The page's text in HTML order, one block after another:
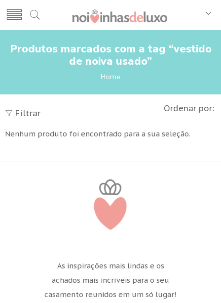
Produtos marcados com a tag “vestido
de noiva usado”
Home
Filtrar Ordenar por:
Nenhum produto foi encontrado para a sua seleção.
As inspirações mais lindas e os
achados mais incríveis para o seu
casamento reunidos em um só lugar!